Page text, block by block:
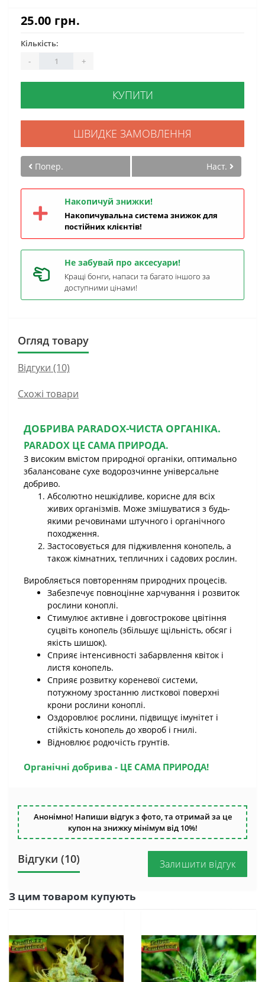
25.00 грн.
Кількість:
-
+
КУПИТИ
ШВИДКЕ ЗАМОВЛЕННЯ
Попер. Наст.
Накопичуй знижки!
Накопичувальна система знижок для
постійних клієнтів!
Не забувай про аксесуари!
Кращі бонги, напаси та багато іншого за
доступними цінами!
Огляд товару
Відгуки (10)
Схожі товари
ДОБРИВА PARADOX-ЧИСТА ОРГАНІКА.
PARADOX ЦЕ САМА ПРИРОДА.
З високим вмістом природної органіки, оптимально
збалансоване сухе водорозчинне універсальне
добриво.
Абсолютно нешкідливе, корисне для всіх
живих організмів. Може змішуватися з будь-
якими речовинами штучного і органічного
походження.
Застосовується для підживлення конопель, а
також кімнатних, тепличних і садових рослин.
Виробляється повторенням природних процесів.
Забезпечує повноцінне харчування і розвиток
рослини коноплі.
Стимулює активне і довгострокове цвітіння
суцвіть конопель (збільшує щільність, обсяг і
якість шишок).
Сприяє інтенсивності забарвлення квіток і
листя конопель.
Сприяє розвитку кореневої системи,
потужному зростанню листкової поверхні
крони рослини коноплі.
Оздоровлює рослини, підвищує імунітет і
стійкість конопель до хвороб і гнилі.
Відновлює родючість грунтів.
Органічні добрива - ЦЕ САМА ПРИРОДА!
Анонімно! Напиши відгук з фото, та отримай за це
купон на знижку мінімум від 10%!
Відгуки (10) Залишити відгук
З цим товаром купують